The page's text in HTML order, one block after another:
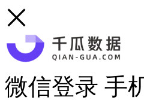
微信登录 手